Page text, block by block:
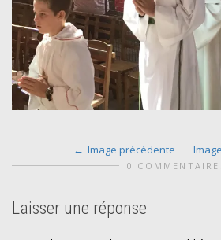
Image précédente
0
Laisser une réponse